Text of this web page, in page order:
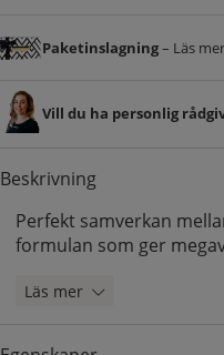
Paketinslagning– Läs
Vill du ha personlig
Beskrivning
Perfekt samverkan
formulan som ger
Läs mer